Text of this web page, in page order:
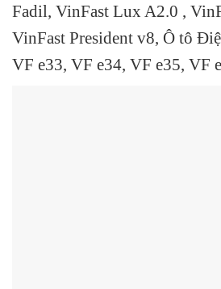
Fadil, VinFast Lux A2.0 ,
VinFast President v8, Ô tô
VF e33, VF e34, VF e35, VF